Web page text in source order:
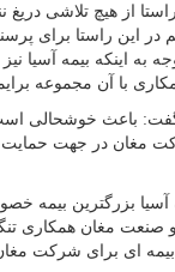
از هیچ تلاشی
این راستا برای
به اینکه بیمه آسیا
گفت: باعث خوشحالی
مغان در جهت حمایت
آسیا بزرگترین
مغان همکاری